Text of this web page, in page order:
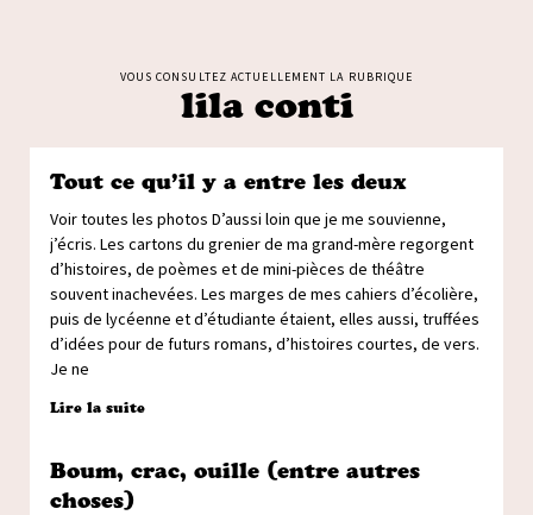
VOUS CONSULTEZ ACTUELLEMENT LA RUBRIQUE
lila conti
Tout ce qu’il y a entre les deux
Voir toutes les photos D’aussi loin que je me souvienne,
j’écris. Les cartons du grenier de ma grand-mère regorgent
d’histoires, de poèmes et de mini-pièces de théâtre
souvent inachevées. Les marges de mes cahiers d’écolière,
puis de lycéenne et d’étudiante étaient, elles aussi, truffées
d’idées pour de futurs romans, d’histoires courtes, de vers.
Je ne
Lire la suite
Boum, crac, ouille (entre autres
choses)